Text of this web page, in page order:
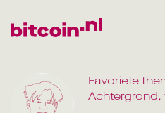
Favoriete
Achtergrond,